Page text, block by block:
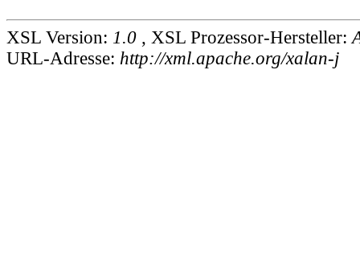
XSL Version: 1.0 , XSL Prozessor-Hersteller:
URL-Adresse: http://xml.apache.org/xalan-j